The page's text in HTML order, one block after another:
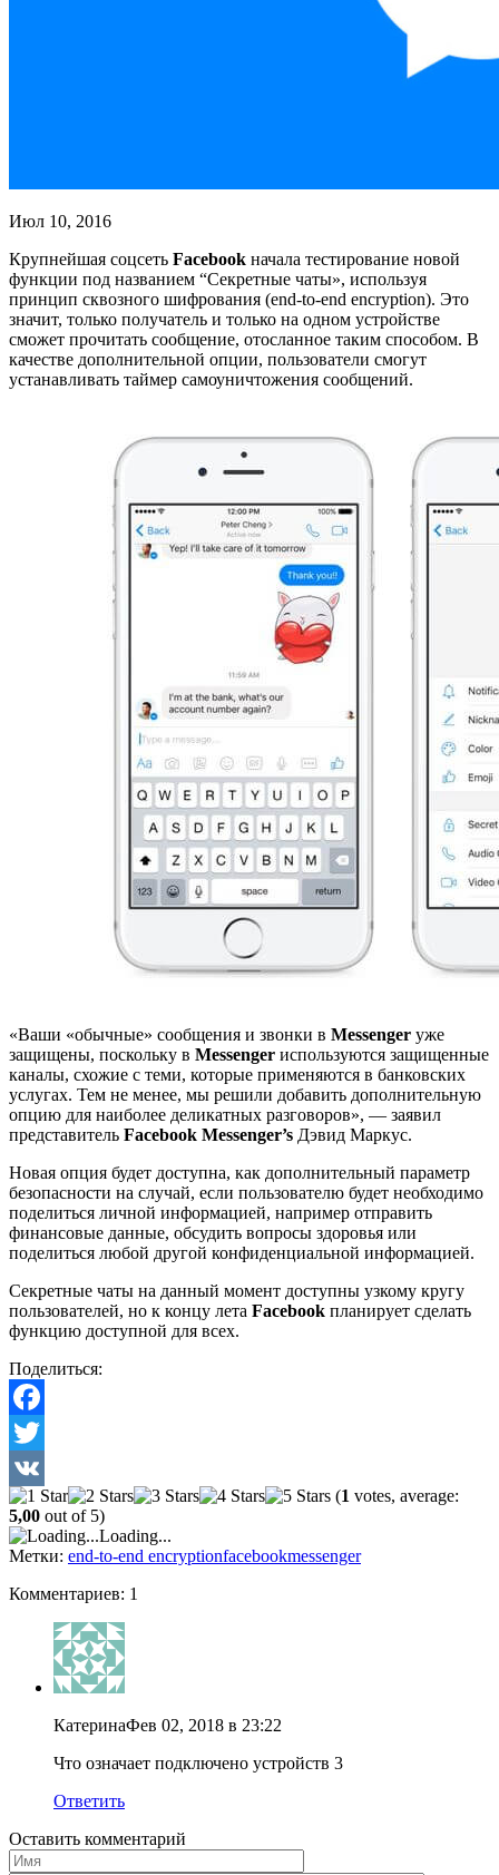
Июл 10, 2016
Крупнейшая соцсеть Facebook начала тестирование новой
функции под названием “Секретные чаты», используя
принцип сквозного шифрования (end-to-end encryption). Это
значит, только получатель и только на одном устройстве
сможет прочитать сообщение, отосланное таким способом. В
качестве дополнительной опции, пользователи смогут
устанавливать таймер самоуничтожения сообщений.
«Ваши «обычные» сообщения и звонки в Messenger уже
защищены, поскольку в Messenger используются защищенные
каналы, схожие с теми, которые применяются в банковских
услугах. Тем не менее, мы решили добавить дополнительную
опцию для наиболее деликатных разговоров», — заявил
представитель Facebook Messenger’s Дэвид Маркус.
Новая опция будет доступна, как дополнительный параметр
безопасности на случай, если пользователю будет необходимо
поделиться личной информацией, например отправить
финансовые данные, обсудить вопросы здоровья или
поделиться любой другой конфиденциальной информацией.
Секретные чаты на данный момент доступны узкому кругу
пользователей, но к концу лета Facebook планирует сделать
функцию доступной для всех.
Поделиться:
Facebook
Twitter
VK
(1 votes, average:
5,00 out of 5)
Loading...
Метки: end-to-end encryptionfacebookmessenger
Комментариев: 1
КатеринаФев 02, 2018 в 23:22
Что означает подключено устройств 3
Ответить
Оставить комментарий